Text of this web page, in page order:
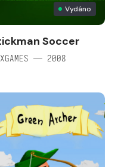
Vydáno
Soccer
— 2008